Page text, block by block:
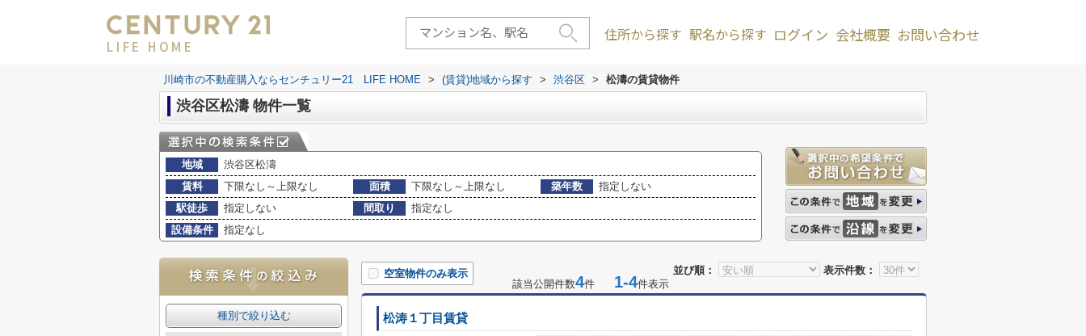
LIFE HOME
住所から探す 駅名から探す ログイン 会社概要 お問い合わせ
川崎市の不動産購入ならセンチュリー21 LIFE HOME > (賃貸)地域から探す > 渋谷区 > 松濤の賃貸物件
渋谷区松濤 物件一覧
地域
渋谷区松濤
賃料
下限なし～上限なし 面積 下限なし～上限なし 築年数
指定しない
駅徒歩
指定しない 間取り
指定なし
設備条件
指定なし
並び順： 表示件数：
空室物件のみ表示
該当公開件数4件 1-4件表示
松涛１丁目賃貸
種別で絞り込む